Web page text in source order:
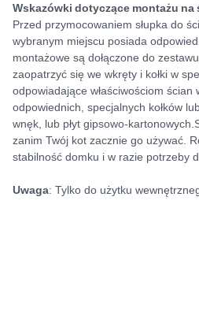
Wskazówki dotyczące montażu na
Przed przymocowaniem słupka do
wybranym miejscu posiada
montażowe są dołączone do
zaopatrzyć się we wkręty i kołki w
odpowiadające właściwościom
odpowiednich, specjalnych kołków
wnęk, lub płyt gipsowo-
zanim Twój kot zacznie go używać.
stabilność domku i w razie potrzeby
Uwaga: Tylko do użytku